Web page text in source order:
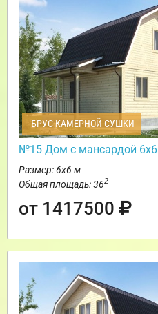
БРУС КАМЕРНОЙ СУШКИ
№15 Дом с мансардой 6х6
Размер: 6х6 м
Общая площадь: 362
от 1417500